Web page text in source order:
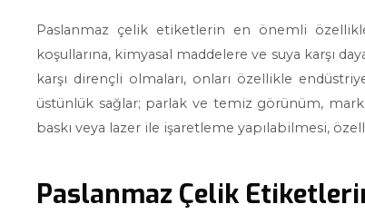
Paslanmaz çelik etiketlerin en önemli
koşullarına, kimyasal maddelere ve suya karşı
karşı dirençli olmaları, onları özellikle
üstünlük sağlar; parlak ve temiz görünüm,
baskı veya lazer ile işaretleme yapılabilmesi,
Paslanmaz Çelik